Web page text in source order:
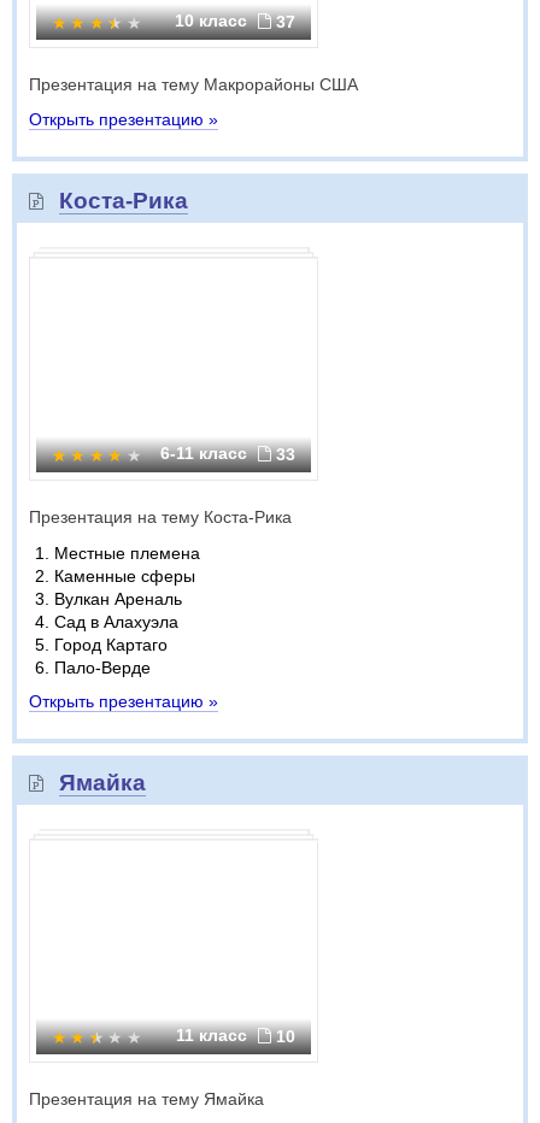
10 класс 37
Презентация на тему Макрорайоны США
Открыть презентацию »
Коста-Рика
6-11 класс 33
Презентация на тему Коста-Рика
Местные племена
Каменные сферы
Вулкан Ареналь
Сад в Алахуэла
Город Картаго
Пало-Верде
Открыть презентацию »
Ямайка
11 класс 10
Презентация на тему Ямайка